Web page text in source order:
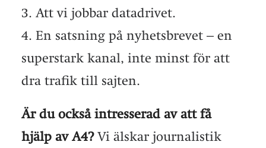
3. Att vi jobbar datadrivet.
4. En satsning på nyhetsbrevet – en
superstark kanal, inte minst för att
dra trafik till sajten.
Är du också intresserad av att få
hjälp av A4? Vi älskar journalistik